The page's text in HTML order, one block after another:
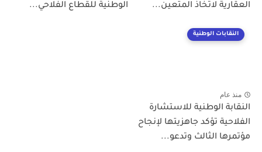
العقارية لاتخاذ المتعين...
الوطنية للقطاع الفلاحي...
النقابات الوطنية
منذ عام
النقابة الوطنية للاستشارة
الفلاحية تؤكد جاهزيتها لإنجاح
مؤتمرها الثالث وتدعو...